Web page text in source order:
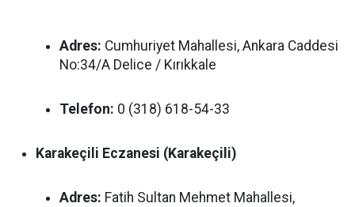
Adres: Cumhuriyet Mahallesi, Ankara Caddesi
No:34/A Delice / Kırıkkale
Telefon: 0 (318) 618-54-33
Karakeçili Eczanesi (Karakeçili)
Adres: Fatih Sultan Mehmet Mahallesi,